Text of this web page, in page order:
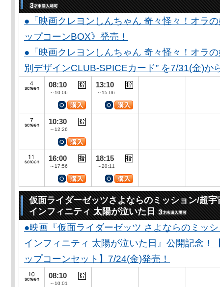
●「映画クレヨンしんちゃん 奇々怪々！オラ
ップコーンBOX》発売！
●「映画クレヨンしんちゃん 奇々怪々！オラ
別デザインCLUB-SPICEカード” を7/31(金)か
08:10
～10:06
13:10
～15:06
10:30
～12:26
16:00
～17:56
18:15
～20:11
仮面ライダーゼッツさよならのミッション/超
インフィニティ 太陽が泣いた日
●映画『仮面ライダーゼッツ さよならのミッ
インフィニティ 太陽が泣いた日』公開記念！
ップコーンセット】7/24(金)発売！
08:10
～10:01